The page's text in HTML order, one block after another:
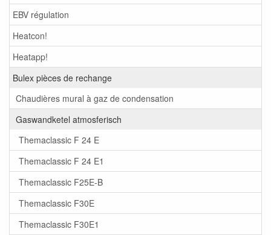
EBV régulation
Heatcon!
Heatapp!
Bulex pièces de rechange
Chaudières mural à gaz de condensation
Gaswandketel atmosferisch
Themaclassic F 24 E
Themaclassic F 24 E1
Themaclassic F25E-B
Themaclassic F30E
Themaclassic F30E1